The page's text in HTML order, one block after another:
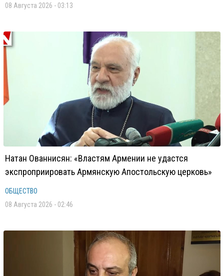
08 Августа 2026 - 03:13
Натан Ованнисян: «Властям Армении не удастся
экспроприировать Армянскую Апостольскую церковь»
ОБЩЕСТВО
08 Августа 2026 - 02:46